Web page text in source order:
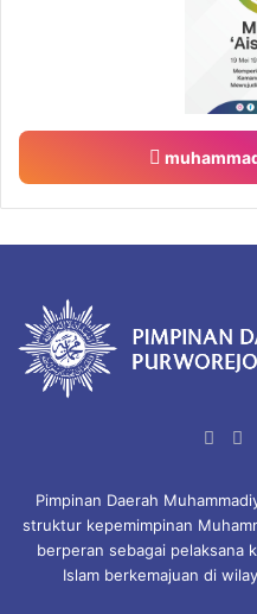
Pimpinan Daerah
struktur kepemimpinan
berperan sebagai pelaksana
Islam berkemajuan di